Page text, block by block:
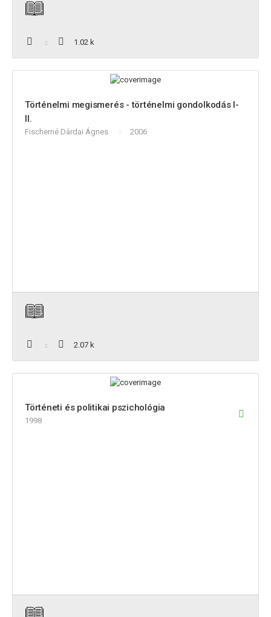
1.02 k
Történelmi megismerés - történelmi gondolkodás I-
II.
Fischerné Dárdai Ágnes 2006
2.07 k
Történeti és politikai pszichológia
1998